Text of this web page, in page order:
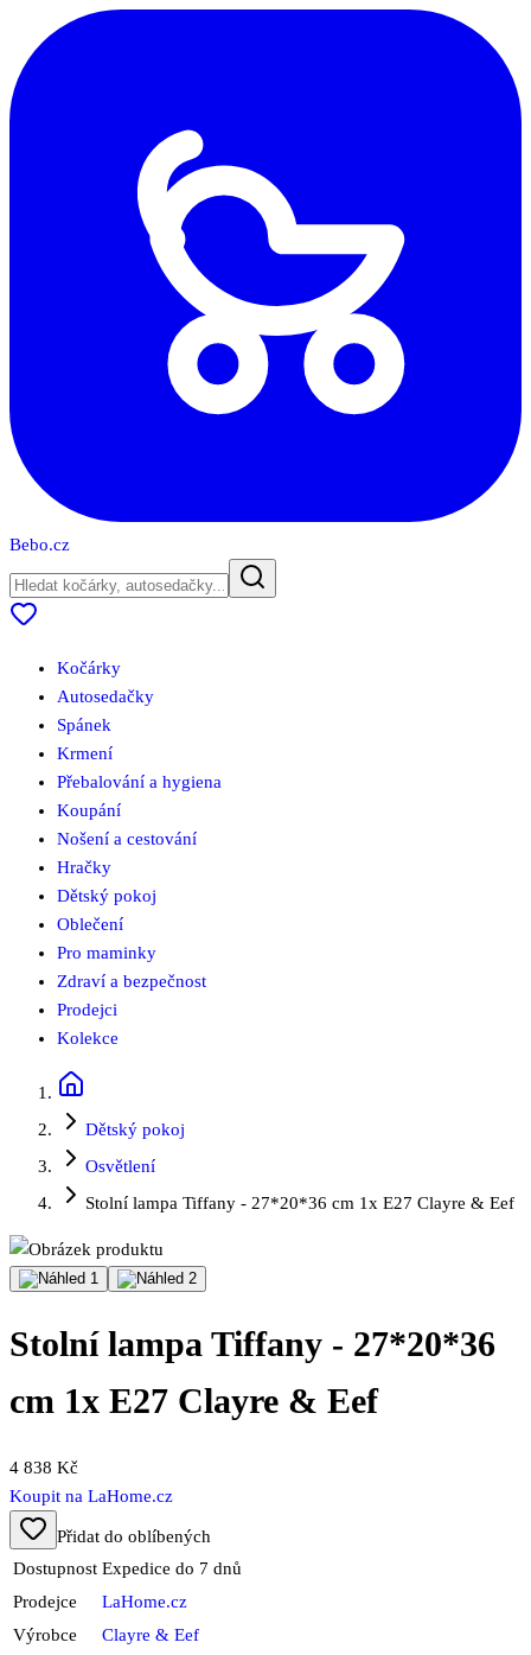
Bebo.cz
Kočárky
Autosedačky
Spánek
Krmení
Přebalování a hygiena
Koupání
Nošení a cestování
Hračky
Dětský pokoj
Oblečení
Pro maminky
Zdraví a bezpečnost
Prodejci
Kolekce
Dětský pokoj
Osvětlení
Stolní lampa Tiffany - 27*20*36 cm 1x E27 Clayre & Eef
Stolní lampa Tiffany - 27*20*36
cm 1x E27 Clayre & Eef
4 838 Kč
Koupit na LaHome.cz
Přidat do oblíbených
Dostupnost Expedice do 7 dnů
Prodejce
LaHome.cz
Výrobce
Clayre & Eef